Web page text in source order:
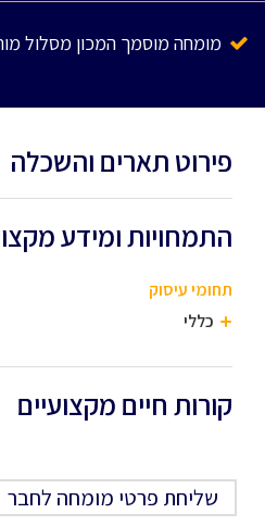
מומחה מוסמך המכון מסלול
פירוט תארים והשכלה
התמחויות ומידע
תחומי עיסוק
כללי
קורות חיים מקצועיים
שליחת פרטי מומחה לחבר